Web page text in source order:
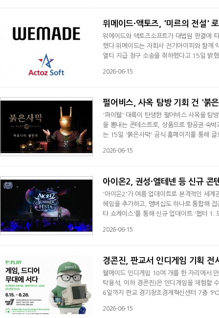
위메이드·액토즈, '미르의 전설'
위메이드와 액토즈소프트가 대법원 판결에
했다.위메이드는 자회사 전기아이피와 함께
열티 지급 청구 소송을 취하했다고 15일 밝
지에 따라 배분율은 액토즈소프트 측 계약
2026-06-15
펄어비스, 사옥 탐방 기회 건 '붉
'파이웰' 대륙이 탄생한 펄어비스 사옥을 탐
을 뽐내는 콘테스트로, 상품으로 항공권·숙
는 15일 '붉은사막' 공식 홈페이지를 통해
최고 인기 게임 1위를 기록했으며, 최근 누
2026-06-15
아이온2, 권성·엘테넨 등 신규 콘
'아이온2'가 여름 업데이트로 본격적인 세계
헤임을 추가하고, 멤버십도 하나로 통합해
타 쇼케이스'를 통해 신규 업데이트 '챕터 1:
것은 첫 번째 신규 클래스 '권성'의 합류다.
2026-06-15
경콘진, 판교서 인디게임 기획 전
웰메이드 인디게임 10여 개를 한 자리에서
탁용석, 이하 경콘진)은 인디게임을 체험할
6일까지 판교 경기창조경제혁신센터 7층
퍼즐, 어드벤처, 시뮬레이터, 슈팅, 리듬 게
2026-06-15